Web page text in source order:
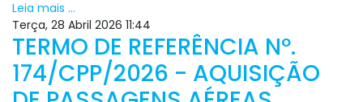
Leia mais ...
Terça, 28 Abril 2026 11:44
TERMO DE REFERÊNCIA Nº.
174/CPP/2026 - AQUISIÇÃO